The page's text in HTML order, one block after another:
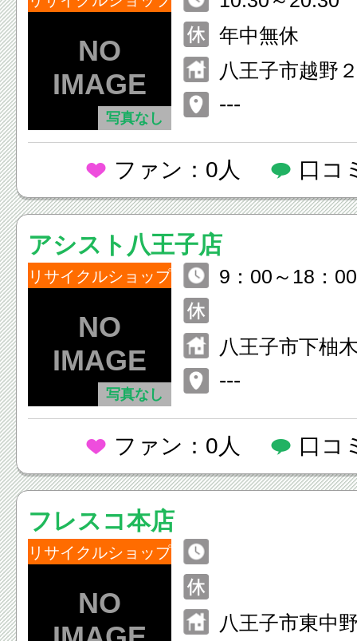
写真なし
年中無休
八王子市越野
---
ファン：0人 口コ
アシスト八王子店
リサイクルショップ
写真なし
9：00～18：00
八王子市下柚
---
ファン：0人 口コ
フレスコ本店
リサイクルショップ
八王子市東中